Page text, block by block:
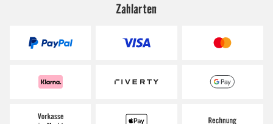
Zahlarten